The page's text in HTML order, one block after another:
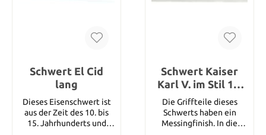
Schwert El Cid
lang
Dieses Eisenschwert ist
aus der Zeit des 10. bis
15. Jahrhunderts und
Schwert Kaiser
Karl V. im Stil 16.
Jh.
Die Griffteile dieses
Schwerts haben ein
Messingfinish. In die